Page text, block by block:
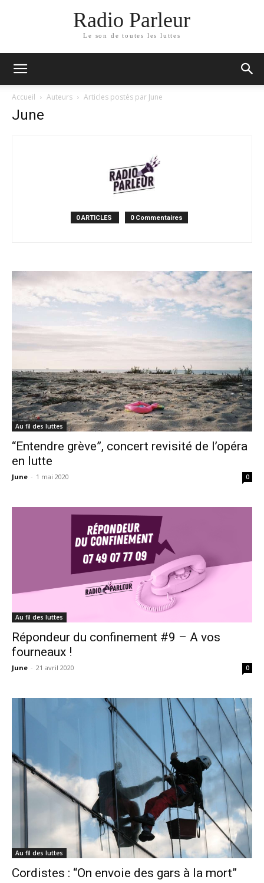
Radio Parleur
Le son de toutes les luttes
Accueil Auteurs Articles postés par June
June
0 ARTICLES 0 Commentaires
Au fil des luttes
“Entendre grève”, concert revisité de l’opéra
en lutte
June - 1 mai 2020 0
Au fil des luttes
Répondeur du confinement #9 – A vos
fourneaux !
June - 21 avril 2020 0
Au fil des luttes
Cordistes : “On envoie des gars à la mort”